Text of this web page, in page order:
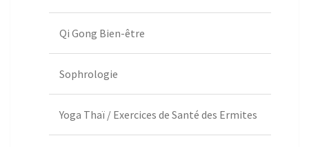
Qi Gong Bien-être
Sophrologie
Yoga Thaï / Exercices de Santé des Ermites